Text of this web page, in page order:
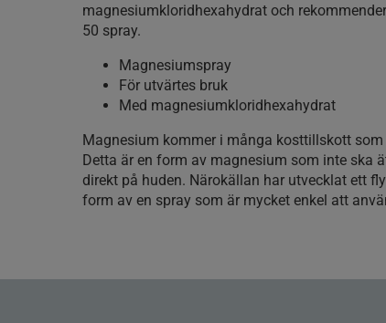
magnesiumkloridhexahydrat och
50 spray.
Magnesiumspray
För utvärtes bruk
Med magnesiumkloridhexahydrat
Magnesium kommer i många kosttillskott
Detta är en form av magnesium som inte ska
direkt på huden. Närokällan har utvecklat ett
form av en spray som är mycket enkel att